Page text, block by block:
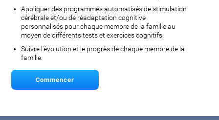
Appliquer des programmes automatisés de stimulation
cérébrale et/ou de réadaptation cognitive
personnalisés pour chaque membre de la famille au
moyen de différents tests et exercices cognitifs.
Suivre l'évolution et le progrès de chaque membre de la
famille.
Commencer